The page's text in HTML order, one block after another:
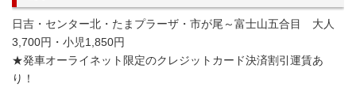
日吉・センター北・たまプラーザ・市が尾～富士山五合目 大人
3,700円・小児1,850円
★発車オーライネット限定のクレジットカード決済割引運賃あ
り！